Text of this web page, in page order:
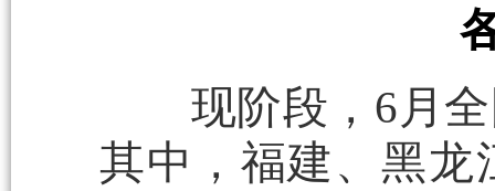
现阶段，6月全
其中，福建、黑龙